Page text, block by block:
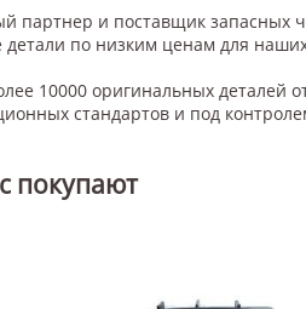
партнер и поставщик запасных
по низким ценам для
10000 оригинальных деталей
стандартов и под
покупают